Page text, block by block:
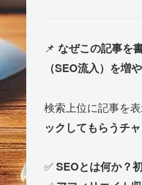
📌 なぜこの記事を
（SEO流入）を増
検索上位に記事を表
ックしてもらうチ
✅SEOとは何か？